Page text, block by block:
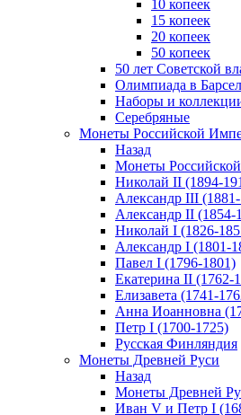
10 копеек
15 копеек
20 копеек
50 копеек
50 лет Советской
Олимпиада в
Наборы и
Серебряные
Монеты Российской
Назад
Монеты
Николай II (1894-
Александр III
Александр II (1854-
Николай I (1826-
Александр I (1801-
Павел I (1796-1801)
Екатерина II (1762-
Елизавета (1741-
Анна Иоанновна
Петр I (1700-1725)
Русская Финляндия
Монеты Древней Руси
Назад
Монеты Древней
Иван V и Петр I